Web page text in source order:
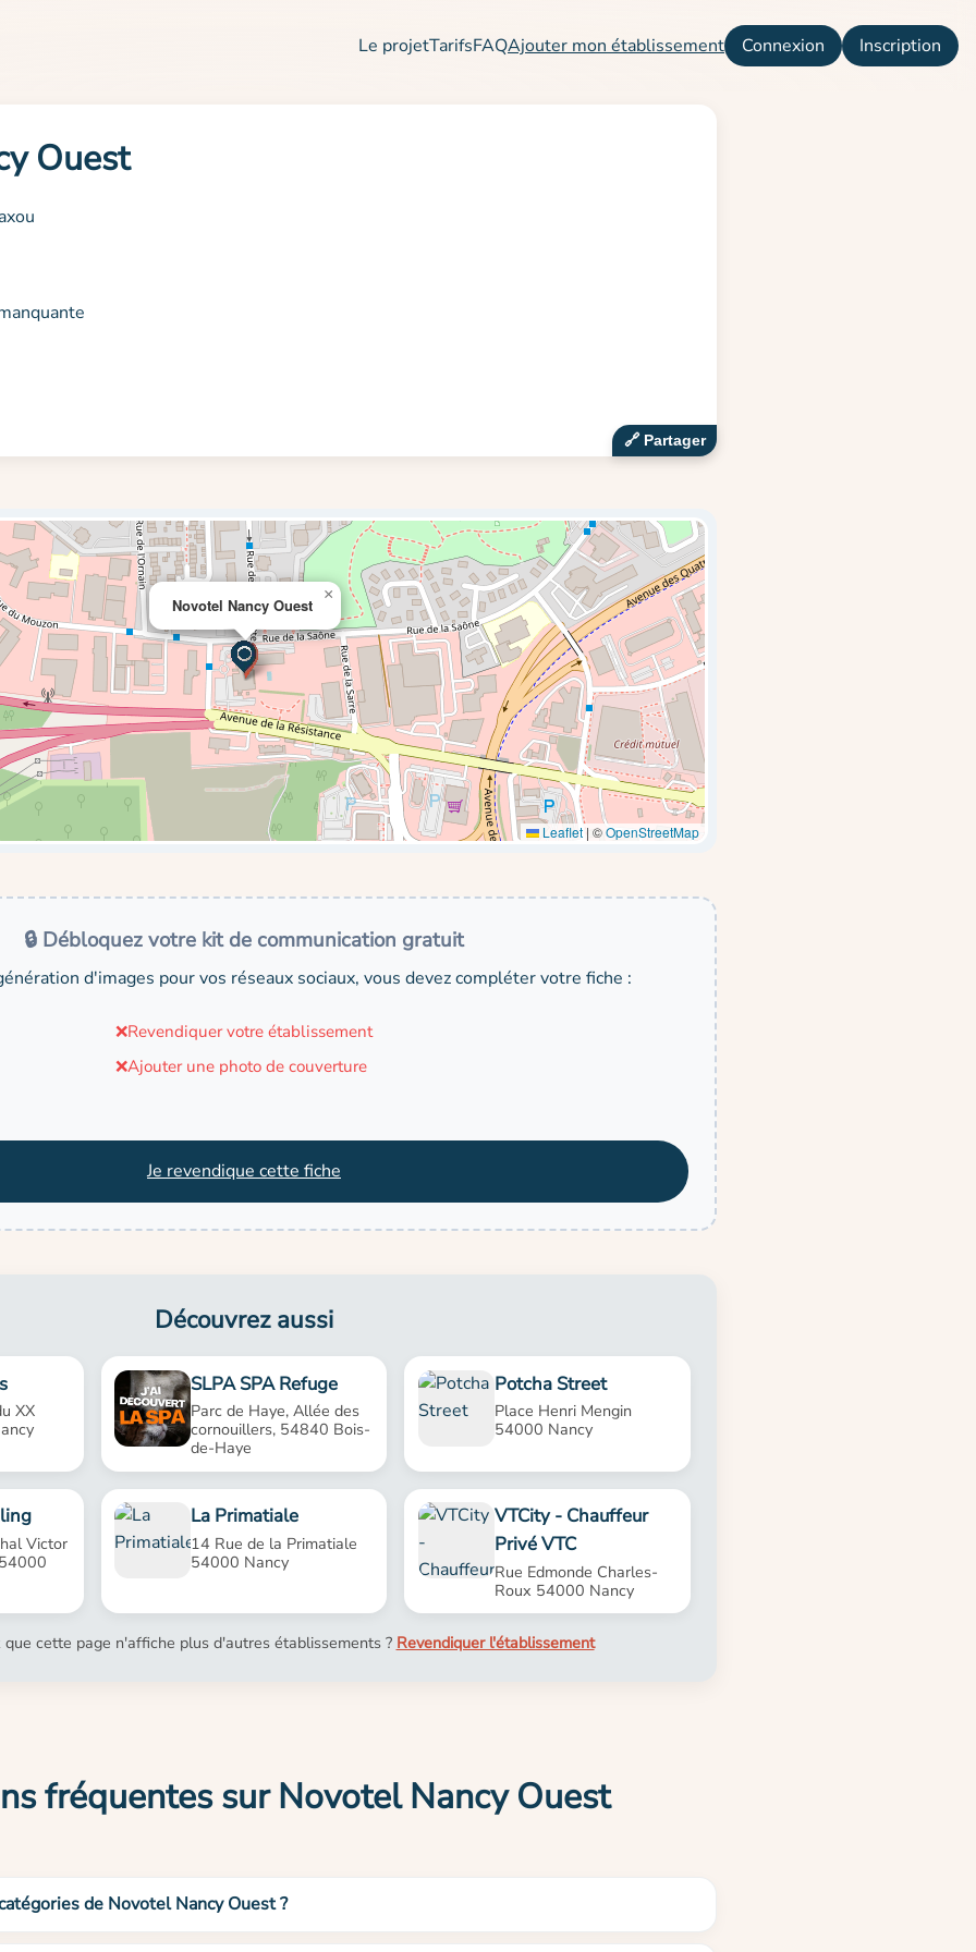
Le projetTarifsFAQAjouter mon établissement Connexion Inscription
Ouest
🔗‍️ Partager
Novotel Nancy Ouest
×
Leaflet | ©OpenStreetMap
🔒 Débloquez votre kit de communication gratuit
d'images pour vos réseaux sociaux, vous devez compléter votre fiche :
❌Revendiquer votre établissement
❌Ajouter une photo de couverture
Je revendique cette fiche
Découvrez aussi
XX
SLPA SPA Refuge
Parc de Haye, Allée des
cornouillers, 54840 Bois-
de-Haye
Potcha Street
Place Henri Mengin
54000 Nancy
Victor
La Primatiale
14 Rue de la Primatiale
54000 Nancy
VTCity - Chauffeur
Privé VTC
Rue Edmonde Charles-
Roux 54000 Nancy
que cette page n'affiche plus d'autres établissements ? Revendiquer l'établissement
fréquentes sur Novotel Nancy Ouest
de Novotel Nancy Ouest ?